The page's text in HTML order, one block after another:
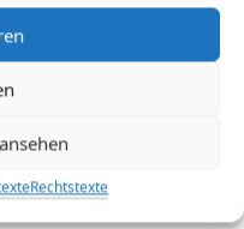
Rechtstexte
Blog zu digitalen
fakechats-getestet/